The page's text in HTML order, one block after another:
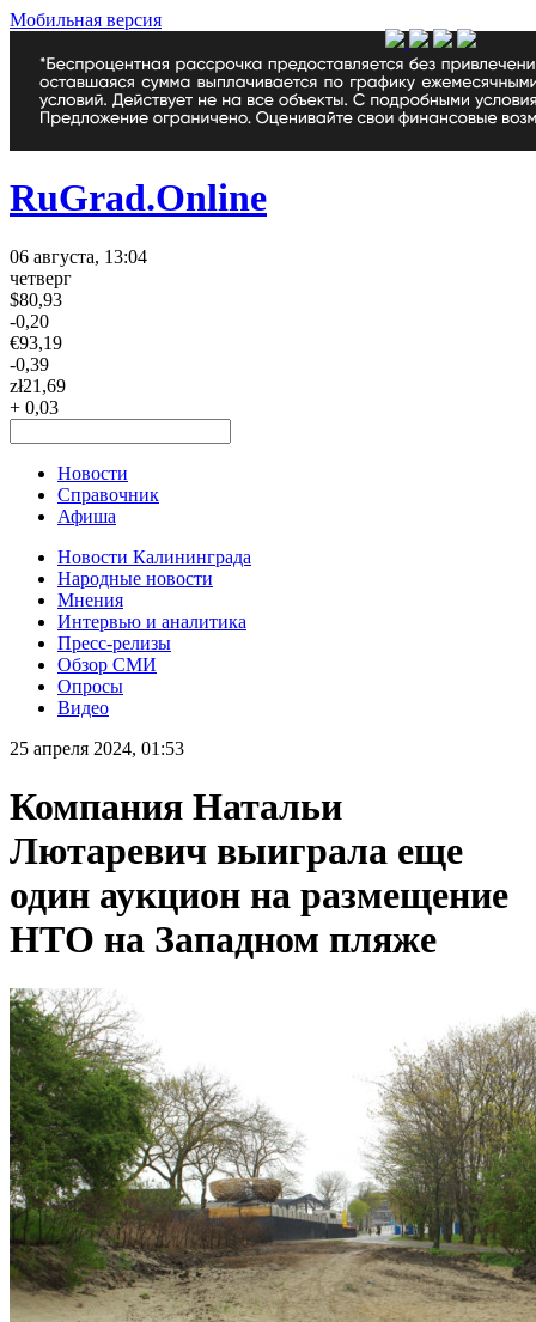
Мобильная версия
RuGrad.Online
06 августа, 13:04
четверг
$80,93
-0,20
€93,19
-0,39
zł21,69
+ 0,03
Новости
Справочник
Афиша
Новости Калининграда
Народные новости
Мнения
Интервью и аналитика
Пресс-релизы
Обзор СМИ
Опросы
Видео
25 апреля 2024, 01:53
Компания Натальи
Лютаревич выиграла еще
один аукцион на размещение
НТО на Западном пляже